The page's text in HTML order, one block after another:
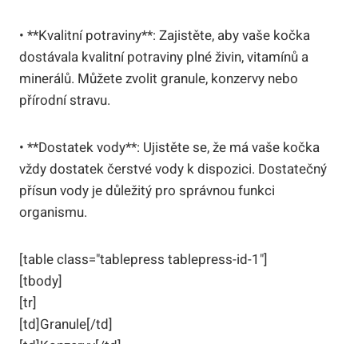
• **Kvalitní potraviny**: Zajistěte, aby vaše kočka
dostávala kvalitní potraviny plné živin, vitamínů a
minerálů. Můžete zvolit granule, konzervy nebo
přírodní stravu.
• **Dostatek vody**: Ujistěte se, že má vaše kočka
vždy dostatek čerstvé vody k dispozici. Dostatečný
přísun vody je důležitý pro správnou funkci
organismu.
[table class="tablepress tablepress-id-1"]
[tbody]
[tr]
[td]Granule[/td]